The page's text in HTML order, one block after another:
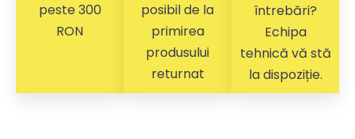
peste 300
RON
posibil de la
primirea
produsului
returnat
întrebări?
Echipa
tehnică vă stă
la dispoziție.